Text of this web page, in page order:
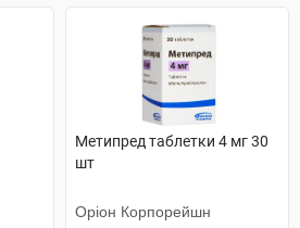
Метипред таблетки 4 мг 30
шт
Оріон Корпорейшн